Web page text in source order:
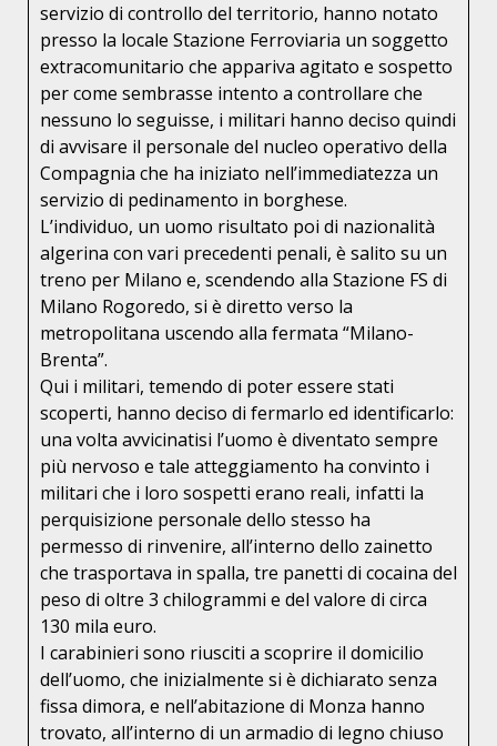
servizio di controllo del territorio, hanno notato
presso la locale Stazione Ferroviaria un soggetto
extracomunitario che appariva agitato e sospetto
per come sembrasse intento a controllare che
nessuno lo seguisse, i militari hanno deciso quindi
di avvisare il personale del nucleo operativo della
Compagnia che ha iniziato nell’immediatezza un
servizio di pedinamento in borghese.
L’individuo, un uomo risultato poi di nazionalità
algerina con vari precedenti penali, è salito su un
treno per Milano e, scendendo alla Stazione FS di
Milano Rogoredo, si è diretto verso la
metropolitana uscendo alla fermata “Milano-
Brenta”.
Qui i militari, temendo di poter essere stati
scoperti, hanno deciso di fermarlo ed identificarlo:
una volta avvicinatisi l’uomo è diventato sempre
più nervoso e tale atteggiamento ha convinto i
militari che i loro sospetti erano reali, infatti la
perquisizione personale dello stesso ha
permesso di rinvenire, all’interno dello zainetto
che trasportava in spalla, tre panetti di cocaina del
peso di oltre 3 chilogrammi e del valore di circa
130 mila euro.
I carabinieri sono riusciti a scoprire il domicilio
dell’uomo, che inizialmente si è dichiarato senza
fissa dimora, e nell’abitazione di Monza hanno
trovato, all’interno di un armadio di legno chiuso